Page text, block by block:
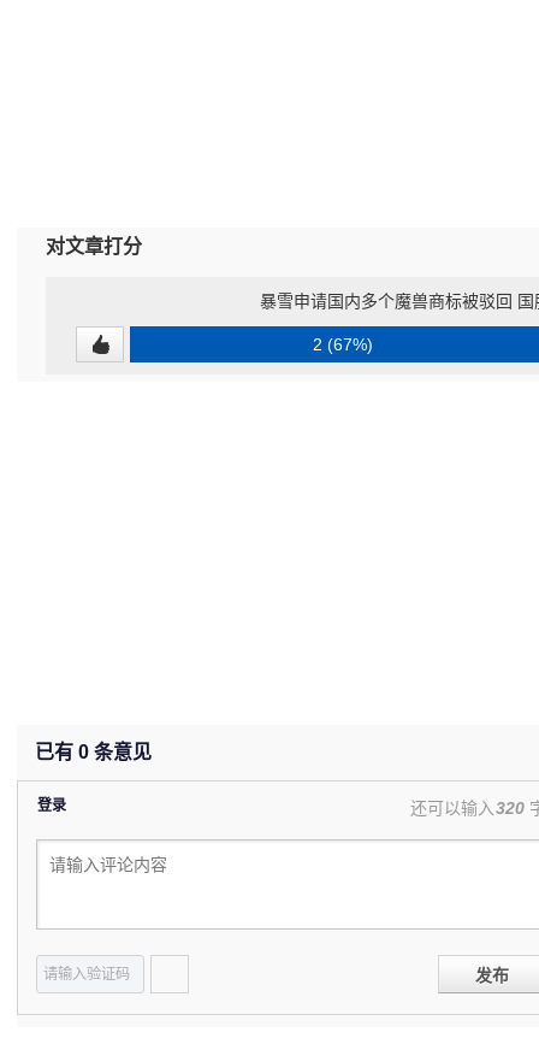
对文章打分
暴雪申请国内多个魔兽商标被驳回
2 (67%)
已有 0 条意见
登录 还可以输入320
发布